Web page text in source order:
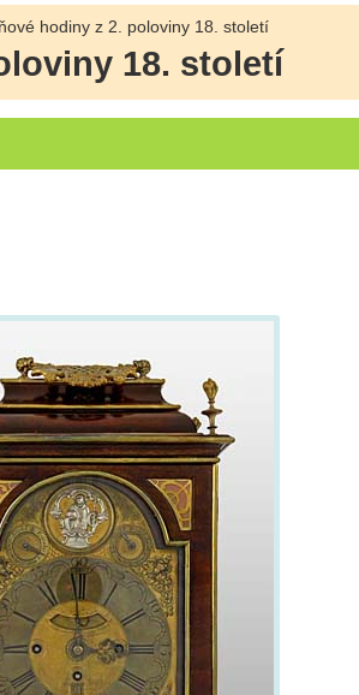
hodiny z 2. poloviny 18. století
18. století